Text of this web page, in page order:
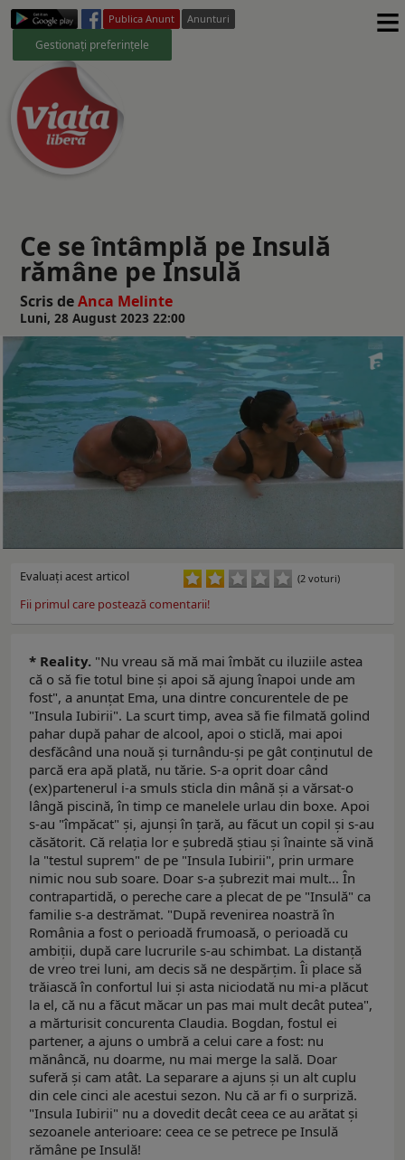
Publica Anunt Anunturi
Gestionați preferințele ≡
Ce se întâmplă pe Insulă
rămâne pe Insulă
Scris deAnca Melinte
Luni, 28 August 2023 22:00
Evaluaţi acest articol (2 voturi)
Fii primul care postează comentarii!
* Reality. "Nu vreau să mă mai îmbăt cu iluziile astea
că o să fie totul bine și apoi să ajung înapoi unde am
fost", a anunțat Ema, una dintre concurentele de pe
"Insula Iubirii". La scurt timp, avea să fie filmată golind
pahar după pahar de alcool, apoi o sticlă, mai apoi
desfăcând una nouă și turnându-și pe gât conținutul de
parcă era apă plată, nu tărie. S-a oprit doar când
(ex)partenerul i-a smuls sticla din mână și a vărsat-o
lângă piscină, în timp ce manelele urlau din boxe. Apoi
s-au "împăcat" și, ajunși în țară, au făcut un copil și s-au
căsătorit. Că relația lor e șubredă știau și înainte să vină
la "testul suprem" de pe "Insula Iubirii", prin urmare
nimic nou sub soare. Doar s-a șubrezit mai mult... În
contrapartidă, o pereche care a plecat de pe "Insulă" ca
familie s-a destrămat. "După revenirea noastră în
România a fost o perioadă frumoasă, o perioadă cu
ambiții, după care lucrurile s-au schimbat. La distanță
de vreo trei luni, am decis să ne despărțim. Îi place să
trăiască în confortul lui și asta niciodată nu mi-a plăcut
la el, că nu a făcut măcar un pas mai mult decât putea",
a mărturisit concurenta Claudia. Bogdan, fostul ei
partener, a ajuns o umbră a celui care a fost: nu
mănâncă, nu doarme, nu mai merge la sală. Doar
suferă și cam atât. La separare a ajuns și un alt cuplu
din cele cinci ale acestui sezon. Nu că ar fi o surpriză.
"Insula Iubirii" nu a dovedit decât ceea ce au arătat și
sezoanele anterioare: ceea ce se petrece pe Insulă
rămâne pe Insulă!